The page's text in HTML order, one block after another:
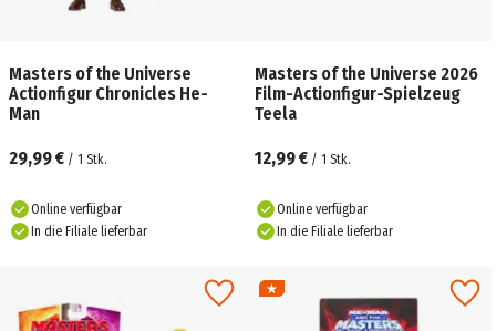
​Masters of the Universe
Actionfigur Chronicles He-
Man
29,99 € / 1 Stk.
Online verfügbar
In die Filiale lieferbar
Masters of the Universe 2026
Film-Actionfigur-Spielzeug
Teela
12,99 € / 1 Stk.
Online verfügbar
In die Filiale lieferbar